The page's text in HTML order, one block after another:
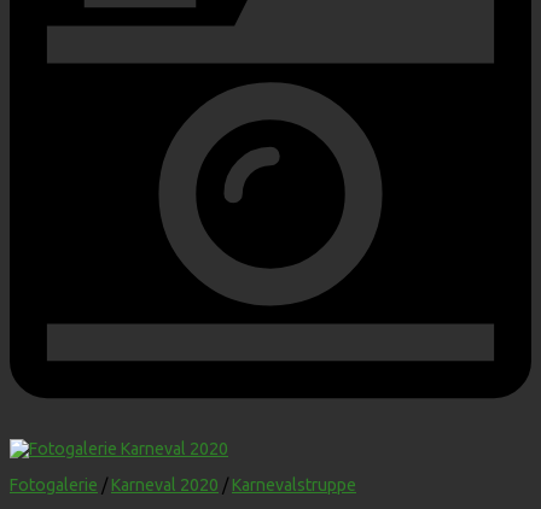
Fotogalerie / Karneval 2020 / Karnevalstruppe